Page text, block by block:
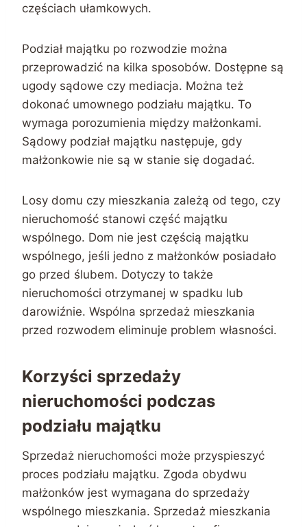
częściach ułamkowych.
Podział majątku po rozwodzie można
przeprowadzić na kilka sposobów. Dostępne są
ugody sądowe czy mediacja. Można też
dokonać umownego podziału majątku. To
wymaga porozumienia między małżonkami.
Sądowy podział majątku następuje, gdy
małżonkowie nie są w stanie się dogadać.
Losy domu czy mieszkania zależą od tego, czy
nieruchomość stanowi część majątku
wspólnego. Dom nie jest częścią majątku
wspólnego, jeśli jedno z małżonków posiadało
go przed ślubem. Dotyczy to także
nieruchomości otrzymanej w spadku lub
darowiźnie. Wspólna sprzedaż mieszkania
przed rozwodem eliminuje problem własności.
Korzyści sprzedaży
nieruchomości podczas
podziału majątku
Sprzedaż nieruchomości może przyspieszyć
proces podziału majątku. Zgoda obydwu
małżonków jest wymagana do sprzedaży
wspólnego mieszkania. Sprzedaż mieszkania